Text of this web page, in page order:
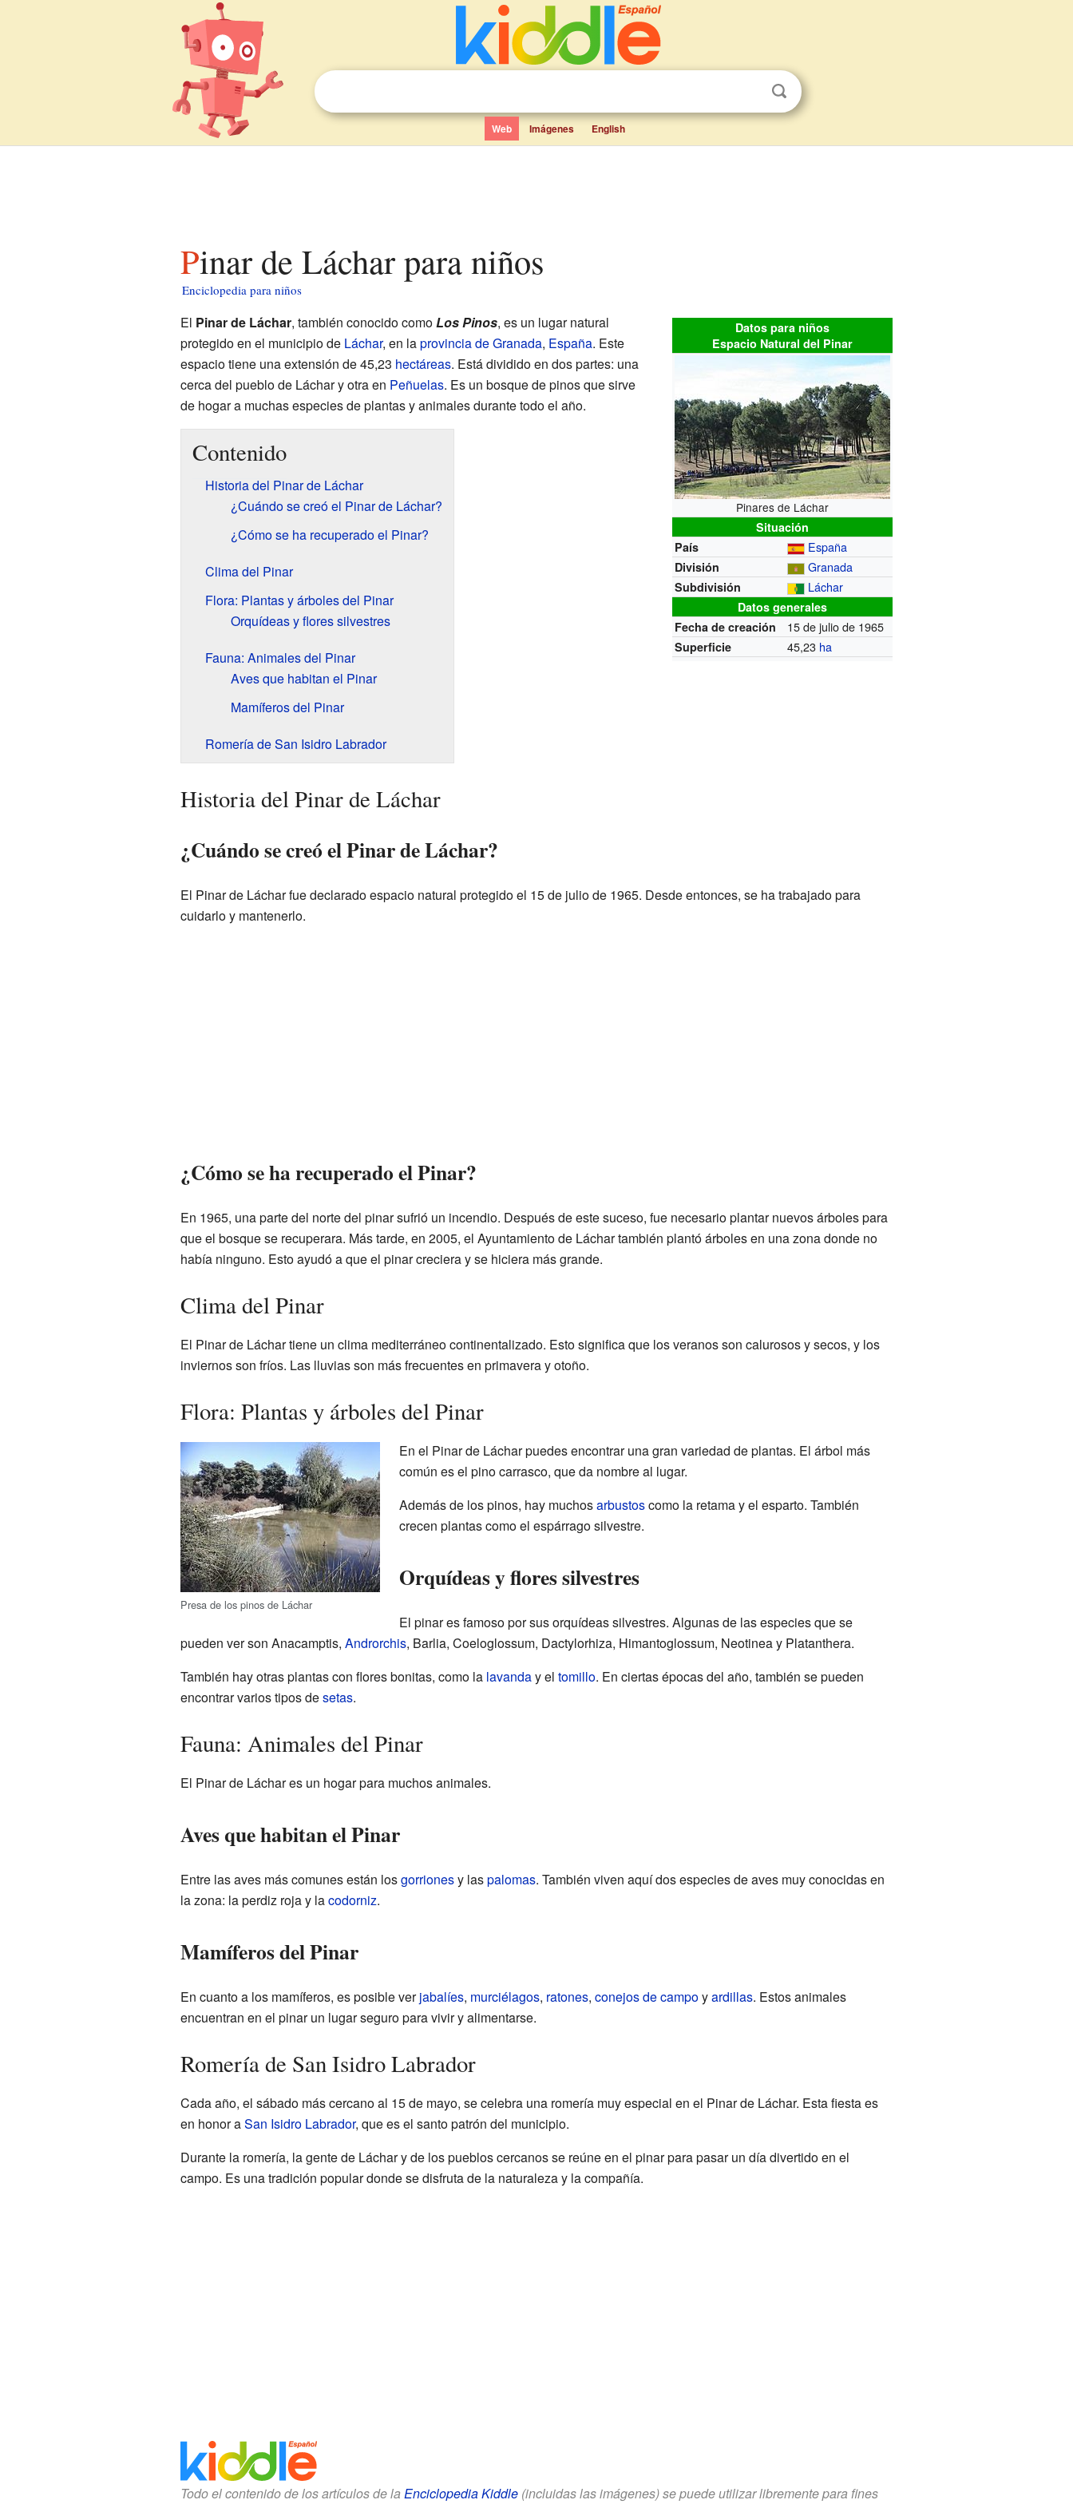
Web Imágenes English
Pinar de Láchar para niños
Enciclopedia para niños
Datos para niños
Espacio Natural del Pinar
Pinares de Láchar
Situación
País
España
División Granada
Subdivisión Láchar
Datos generales
Fecha de creación
15 de julio de 1965
Superficie 45,23 ha
El Pinar de Láchar, también conocido comoLos Pinos, es un lugar natural
protegido en el municipio de Láchar, en laprovincia de Granada, España. Este
espacio tiene una extensión de 45,23 hectáreas. Está dividido en dos partes: una
cerca del pueblo de Láchar y otra en Peñuelas. Es un bosque de pinos que sirve
de hogar a muchas especies de plantas y animales durante todo el año.
Contenido
Historia del Pinar de Láchar
¿Cuándo se creó el Pinar de Láchar?
¿Cómo se ha recuperado el Pinar?
Clima del Pinar
Flora: Plantas y árboles del Pinar
Orquídeas y flores silvestres
Fauna: Animales del Pinar
Aves que habitan el Pinar
Mamíferos del Pinar
Romería de San Isidro Labrador
Historia del Pinar de Láchar
¿Cuándo se creó el Pinar de Láchar?
El Pinar de Láchar fue declarado espacio natural protegido el 15 de julio de 1965. Desde entonces, se ha trabajado para
cuidarlo y mantenerlo.
¿Cómo se ha recuperado el Pinar?
En 1965, una parte del norte del pinar sufrió un incendio. Después de este suceso, fue necesario plantar nuevos árboles para
que el bosque se recuperara. Más tarde, en 2005, el Ayuntamiento de Láchar también plantó árboles en una zona donde no
había ninguno. Esto ayudó a que el pinar creciera y se hiciera más grande.
Clima del Pinar
El Pinar de Láchar tiene un clima mediterráneo continentalizado. Esto significa que los veranos son calurosos y secos, y los
inviernos son fríos. Las lluvias son más frecuentes en primavera y otoño.
Flora: Plantas y árboles del Pinar
Presa de los pinos de Láchar
En el Pinar de Láchar puedes encontrar una gran variedad de plantas. El árbol más
común es el pino carrasco, que da nombre al lugar.
Además de los pinos, hay muchosarbustoscomo la retama y el esparto. También
crecen plantas como el espárrago silvestre.
Orquídeas y flores silvestres
El pinar es famoso por sus orquídeas silvestres. Algunas de las especies que se
pueden ver son Anacamptis, Androrchis, Barlia, Coeloglossum, Dactylorhiza, Himantoglossum, Neotinea y Platanthera.
También hay otras plantas con flores bonitas, como la lavanday el tomillo. En ciertas épocas del año, también se pueden
encontrar varios tipos desetas.
Fauna: Animales del Pinar
El Pinar de Láchar es un hogar para muchos animales.
Aves que habitan el Pinar
Entre las aves más comunes están losgorrionesy laspalomas. También viven aquí dos especies de aves muy conocidas en
la zona: la perdiz roja y lacodorniz.
Mamíferos del Pinar
En cuanto a los mamíferos, es posible verjabalíes, murciélagos, ratones, conejos de campoyardillas. Estos animales
encuentran en el pinar un lugar seguro para vivir y alimentarse.
Romería de San Isidro Labrador
Cada año, el sábado más cercano al 15 de mayo, se celebra una romería muy especial en el Pinar de Láchar. Esta fiesta es
en honor aSan Isidro Labrador, que es el santo patrón del municipio.
Durante la romería, la gente de Láchar y de los pueblos cercanos se reúne en el pinar para pasar un día divertido en el
campo. Es una tradición popular donde se disfruta de la naturaleza y la compañía.
Todo el contenido de los artículos de la Enciclopedia Kiddle(incluidas las imágenes) se puede utilizar libremente para fines